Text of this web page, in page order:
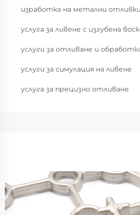
изработка на метални
услуга за ливене с изгубена
услуги за отливане и
услуги за симулация на ливене
услуга за прецизно отливане